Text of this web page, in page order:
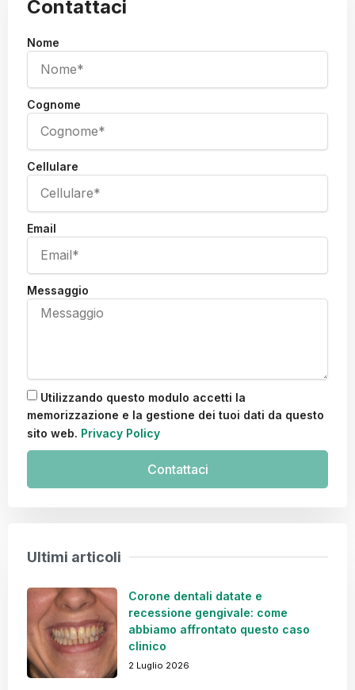
Contattaci
Nome
Cognome
Cellulare
Email
Messaggio
Utilizzando questo modulo accetti la
memorizzazione e la gestione dei tuoi dati da questo
sito web. Privacy Policy
Contattaci
Ultimi articoli
Corone dentali datate e
recessione gengivale: come
abbiamo affrontato questo caso
clinico
2 Luglio 2026